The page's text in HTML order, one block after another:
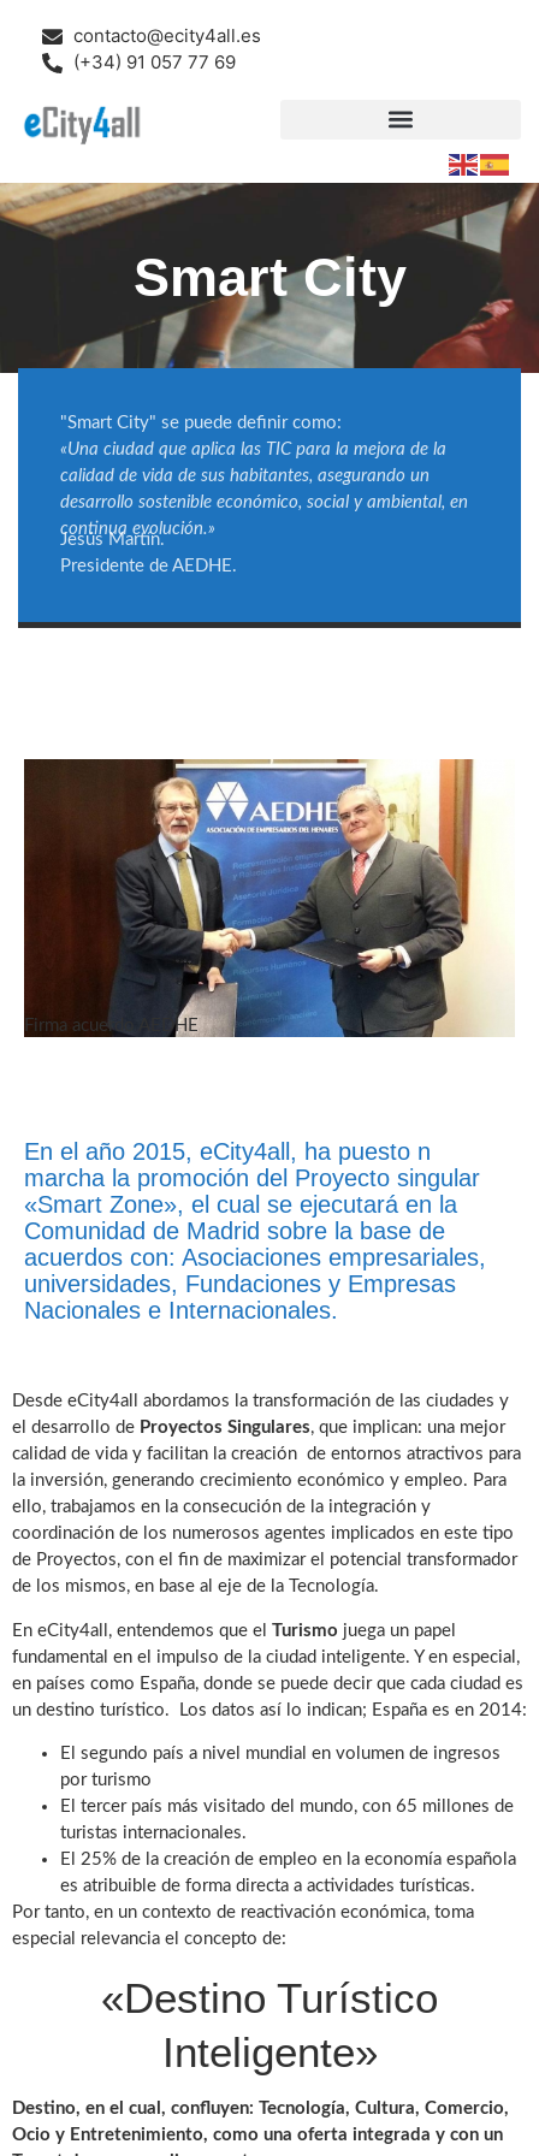
contacto@ecity4all.es
(+34) 91 057 77 69
Smart City
"Smart City" se puede definir como:
«Una ciudad que aplica las TIC para la mejora de la
calidad de vida de sus habitantes, asegurando un
desarrollo sostenible económico, social y ambiental, en
continua evolución.»
Jesús Martín.
Presidente de AEDHE.
Firma acuerdo AEDHE
En el año 2015, eCity4all, ha puesto n
marcha la promoción del Proyecto singular
«Smart Zone», el cual se ejecutará en la
Comunidad de Madrid sobre la base de
acuerdos con: Asociaciones empresariales,
universidades, Fundaciones y Empresas
Nacionales e Internacionales.
Desde eCity4all abordamos la transformación de las ciudades y
el desarrollo de Proyectos Singulares, que implican: una mejor
calidad de vida y facilitan la creación de entornos atractivos para
la inversión, generando crecimiento económico y empleo. Para
ello, trabajamos en la consecución de la integración y
coordinación de los numerosos agentes implicados en este tipo
de Proyectos, con el fin de maximizar el potencial transformador
de los mismos, en base al eje de la Tecnología.
En eCity4all, entendemos que el Turismo juega un papel
fundamental en el impulso de la ciudad inteligente. Y en especial,
en países como España, donde se puede decir que cada ciudad es
un destino turístico. Los datos así lo indican; España es en 2014:
El segundo país a nivel mundial en volumen de ingresos
por turismo
El tercer país más visitado del mundo, con 65 millones de
turistas internacionales.
El 25% de la creación de empleo en la economía española
es atribuible de forma directa a actividades turísticas.
Por tanto, en un contexto de reactivación económica, toma
especial relevancia el concepto de:
«Destino Turístico
Inteligente»
Destino, en el cual, confluyen: Tecnología, Cultura, Comercio,
Ocio y Entretenimiento, como una oferta integrada y con un